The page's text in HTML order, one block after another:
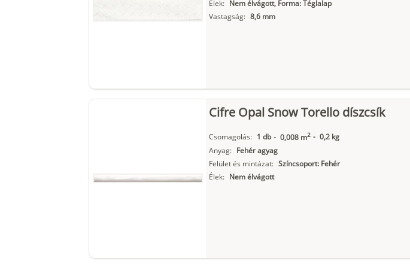
Élek: Nem élvágott, Forma: Téglalap
Vastagság: 8,6 mm
Cifre Opal Snow Torello díszcsík
Csomagolás: 1 db - 0,008 m2 - 0,2 kg
Anyag: Fehér agyag
Felület és mintázat: Színcsoport: Fehér
Élek: Nem élvágott